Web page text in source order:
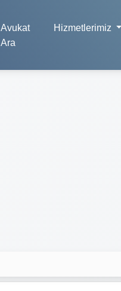
Avukat
Ara
Hizmetlerimiz